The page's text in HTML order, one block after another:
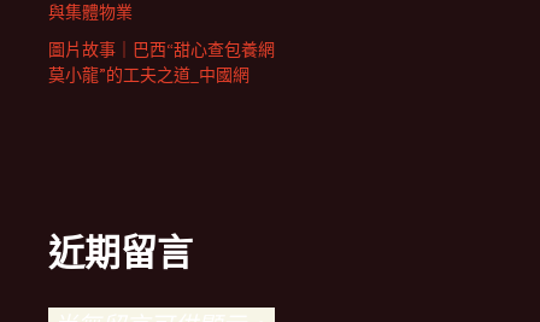
與集體物業
圖片故事｜巴西“甜心查包養網
莫小龍”的工夫之道_中國網
近期留言